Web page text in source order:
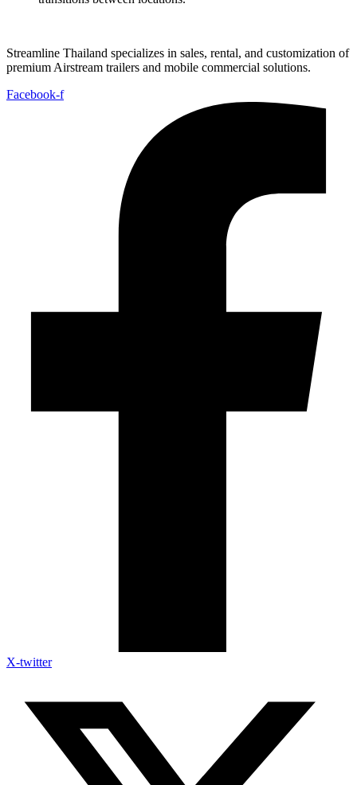
Streamline Thailand specializes in sales, rental, and customization of
premium Airstream trailers and mobile commercial solutions.
Facebook-f
X-twitter